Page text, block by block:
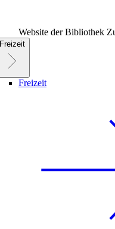
Website der Bibliothek
Freizeit
Freizeit